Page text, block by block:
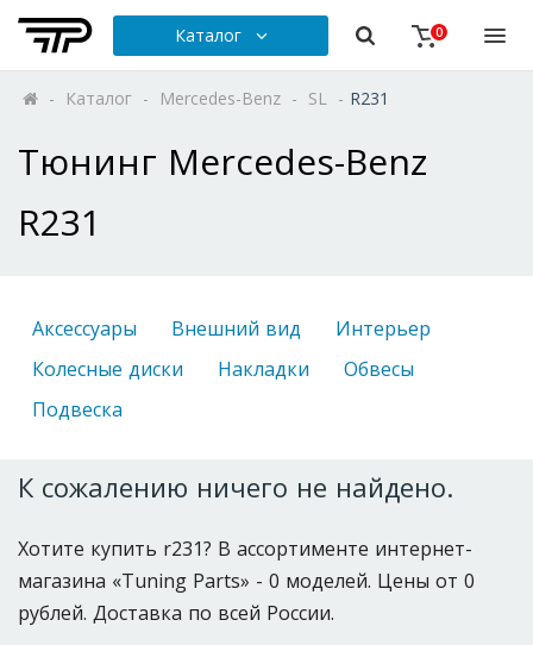
Каталог 0
- Каталог - Mercedes-Benz - SL - R231
Тюнинг Mercedes-Benz
R231
Аксессуары Внешний вид
Интерьер
Колесные диски
Накладки
Обвесы
Подвеска
К сожалению ничего не найдено.
Хотите купить r231? В ассортименте интернет-
магазина «Tuning Parts» - 0 моделей. Цены от 0
рублей. Доставка по всей России.